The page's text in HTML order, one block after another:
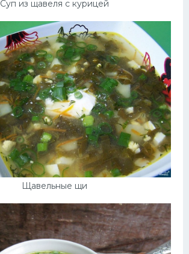
Суп из щавеля с курицей
Щавельные щи